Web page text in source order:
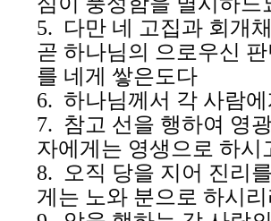
5. 다만 네 고집과 회개
곧 하나님의 으로우신
를 네게 쌓은도다
6. 하나님께서 각 사람
7. 참고 선을 행하여 영
자에게는 영생으로 하시
8. 오직 당을 지어 진리
게는 노와 분으로 하시